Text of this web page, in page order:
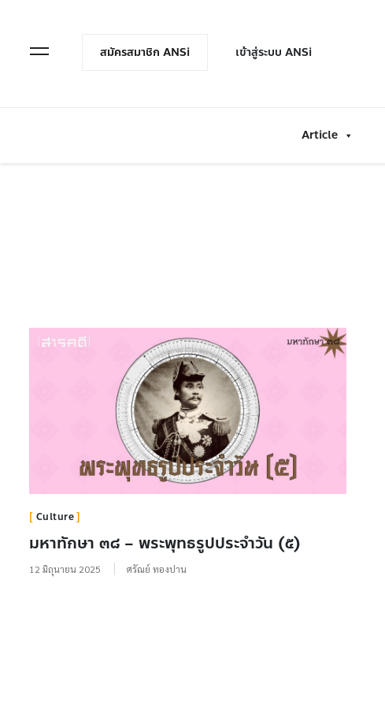
Open Menuสมัครสมาชิก ANSi เข้าสู่ระบบ ANSi
Article
Culture
มหาทักษา ๓๘ – พระพุทธรูปประจำวัน (๕)
12 มิถุนายน 2025 ศรัณย์ ทองปาน